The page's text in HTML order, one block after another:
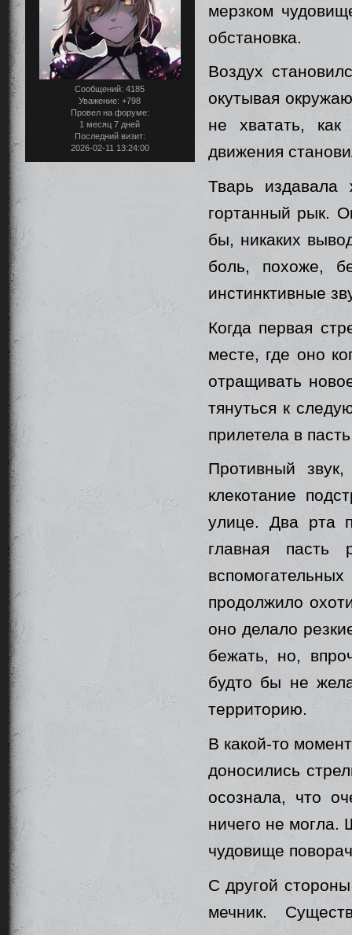
Сообщений: 4185
Уважение: +798
Провел на форуме:
1 месяц 7 дней
Последний визит:
2026-02-11 13:24:00
мерзком
обстановка.
Воздух
окутывая
не хватать,
движения
Тварь
гортанный рык.
бы, никаких
боль, похоже,
инстинктивные
Когда первая
месте, где оно
отращивать
тянуться к
прилетела в
Противный
клекотание
улице. Два рта
главная пасть
продолжило
оно делало
бежать, но,
будто бы не
территорию.
В какой-то
доносились
осознала, что
ничего не могла.
чудовище
С другой
мечник.